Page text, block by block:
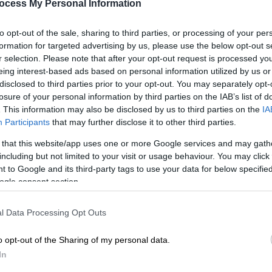
My Personal Information
opt-out of the sale, sharing to third parties, or processing of your
for targeted advertising by us, please use the below opt-out
selection. Please note that after your opt-out request is processed
interest-based ads based on personal information utilized by us
to third parties prior to your opt-out. You may separately
of your personal information by third parties on the IAB’s list of
This information may also be disclosed by us to third parties on the
Participants that may further disclose it to other third parties.
that this website/app uses one or more Google services and may
but not limited to your visit or usage behaviour. You may
to Google and its third-party tags to use your data for below
consent section.
Data Processing Opt Outs
opt-out of the Sharing of my personal data.
το ΕΘΝΟΣ στη Google
κράτησης νέων αποφάσισε το
φαλτσέτα στον 23χρονο
Παράλληλα, του επιβλήθηκε
από παιδοψυχίατρο έως